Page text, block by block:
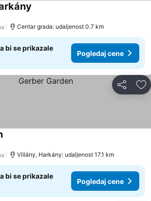
Centar grada: udaljenost 0.7 km
bi se prikazale
Pogledaj cene
Deli
Villány, Harkány: udaljenost 17.1 km
bi se prikazale
Pogledaj cene